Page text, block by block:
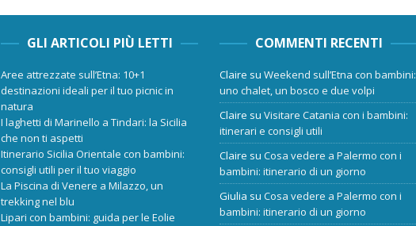
GLI ARTICOLI PIÙ LETTI
Aree attrezzate sull’Etna: 10+1
destinazioni ideali per il tuo picnic in
natura
I laghetti di Marinello a Tindari: la Sicilia
che non ti aspetti
Itinerario Sicilia Orientale con bambini:
consigli utili per il tuo viaggio
La Piscina di Venere a Milazzo, un
trekking nel blu
Lipari con bambini: guida per le Eolie
COMMENTI RECENTI
Claire suWeekend sull’Etna con bambini:
uno chalet, un bosco e due volpi
Claire suVisitare Catania con i bambini:
itinerari e consigli utili
Claire suCosa vedere a Palermo con i
bambini: itinerario di un giorno
Giulia suCosa vedere a Palermo con i
bambini: itinerario di un giorno